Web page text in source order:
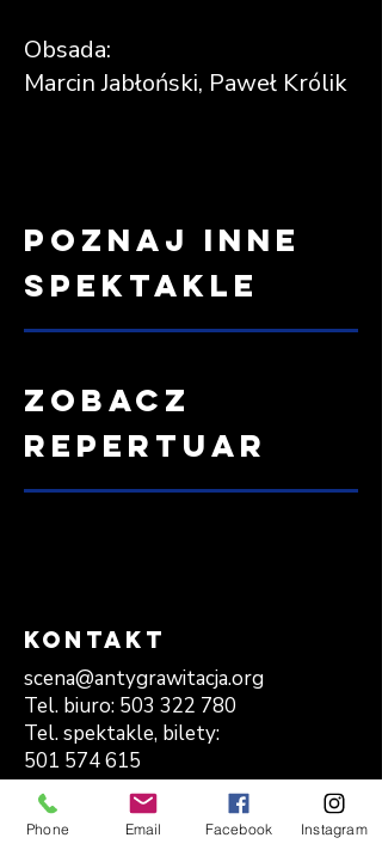
Obsada:
Marcin Jabłoński, Paweł Królik
poznaj inne
spektakle
zobacz
repertuar
Kontakt
scena@antygrawitacja.org
Tel. biuro: 503 322 780
Tel. spektakle, bilety:
501 574 615
ul. Jodłowa 25
71-114 Szczecin
Phone Email Facebook Instagram